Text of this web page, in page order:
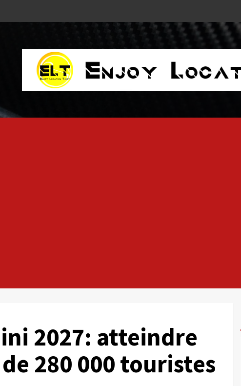
2027: atteindre
280 000 touristes